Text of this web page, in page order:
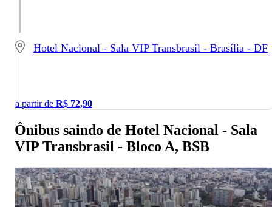
Hotel Nacional - Sala VIP Transbrasil - Brasília - DF
a partir de R$ 72,90
Ônibus saindo de Hotel Nacional - Sala
VIP Transbrasil - Bloco A, BSB